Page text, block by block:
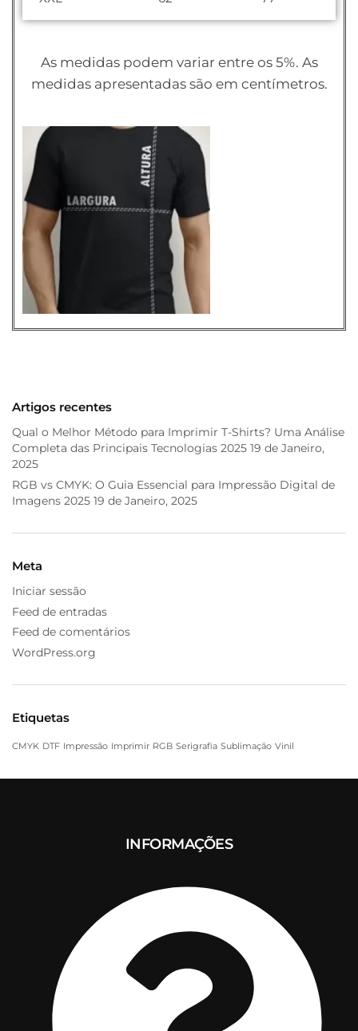
As medidas podem variar entre os 5%. As
medidas apresentadas são em centímetros.
Artigos recentes
Qual o Melhor Método para Imprimir T-Shirts? Uma Análise
Completa das Principais Tecnologias 2025 19 de Janeiro,
2025
RGB vs CMYK: O Guia Essencial para Impressão Digital de
Imagens 2025 19 de Janeiro, 2025
Meta
Iniciar sessão
Feed de entradas
Feed de comentários
WordPress.org
Etiquetas
CMYK DTF Impressão Imprimir RGB Serigrafia Sublimação Vinil
INFORMAÇÕES